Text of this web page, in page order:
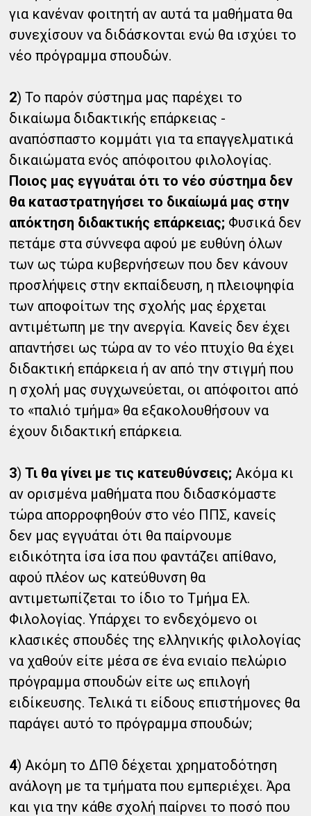
για κανέναν φοιτητή αν αυτά τα μαθήματα θα
συνεχίσουν να διδάσκονται ενώ θα ισχύει το
νέο πρόγραμμα σπουδών.
2) Το παρόν σύστημα μας παρέχει το
δικαίωμα διδακτικής επάρκειας -
αναπόσπαστο κομμάτι για τα επαγγελματικά
δικαιώματα ενός απόφοιτου φιλολογίας.
Ποιος μας εγγυάται ότι το νέο σύστημα δεν
θα καταστρατηγήσει το δικαίωμά μας στην
απόκτηση διδακτικής επάρκειας; Φυσικά δεν
πετάμε στα σύννεφα αφού με ευθύνη όλων
των ως τώρα κυβερνήσεων που δεν κάνουν
προσλήψεις στην εκπαίδευση, η πλειοψηφία
των αποφοίτων της σχολής μας έρχεται
αντιμέτωπη με την ανεργία. Κανείς δεν έχει
απαντήσει ως τώρα αν το νέο πτυχίο θα έχει
διδακτική επάρκεια ή αν από την στιγμή που
η σχολή μας συγχωνεύεται, οι απόφοιτοι από
το «παλιό τμήμα» θα εξακολουθήσουν να
έχουν διδακτική επάρκεια.
3)Τι θα γίνει με τις κατευθύνσεις; Ακόμα κι
αν ορισμένα μαθήματα που διδασκόμαστε
τώρα απορροφηθούν στο νέο ΠΠΣ, κανείς
δεν μας εγγυάται ότι θα παίρνουμε
ειδικότητα ίσα ίσα που φαντάζει απίθανο,
αφού πλέον ως κατεύθυνση θα
αντιμετωπίζεται το ίδιο το Τμήμα Ελ.
Φιλολογίας. Υπάρχει το ενδεχόμενο οι
κλασικές σπουδές της ελληνικής φιλολογίας
να χαθούν είτε μέσα σε ένα ενιαίο πελώριο
πρόγραμμα σπουδών είτε ως επιλογή
ειδίκευσης. Τελικά τι είδους επιστήμονες θα
παράγει αυτό το πρόγραμμα σπουδών;
4) Ακόμη το ΔΠΘ δέχεται χρηματοδότηση
ανάλογη με τα τμήματα που εμπεριέχει. Άρα
και για την κάθε σχολή παίρνει το ποσό που